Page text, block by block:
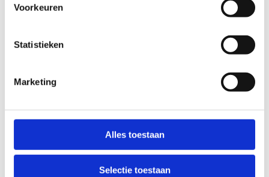
Voorkeuren
Statistieken
Marketing
Alles toestaan
Selectie toestaan